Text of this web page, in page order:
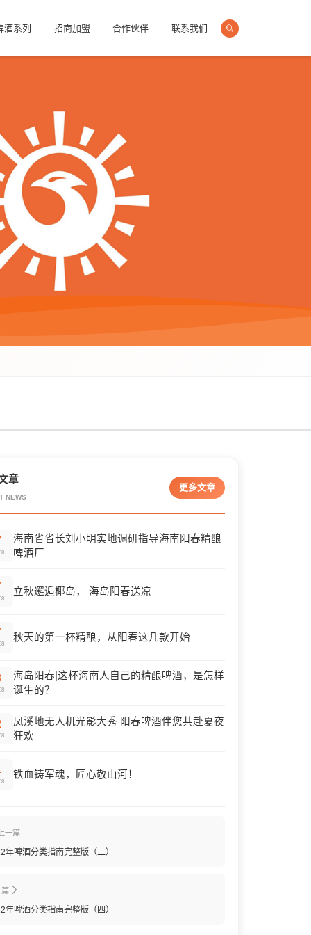
酒系列 招商加盟 合作伙伴 联系我们
章
NEWS
更多文章
海南省省长刘小明实地调研指导海南阳春精酿
啤酒厂
立秋邂逅椰岛， 海岛阳春送凉
秋天的第一杯精酿，从阳春这几款开始
海岛阳春|这杯海南人自己的精酿啤酒，是怎样
诞生的？
凤溪地无人机光影大秀 阳春啤酒伴您共赴夏夜
狂欢
铁血铸军魂，匠心敬山河！
一篇
年啤酒分类指南完整版（二）
篇
年啤酒分类指南完整版（四）